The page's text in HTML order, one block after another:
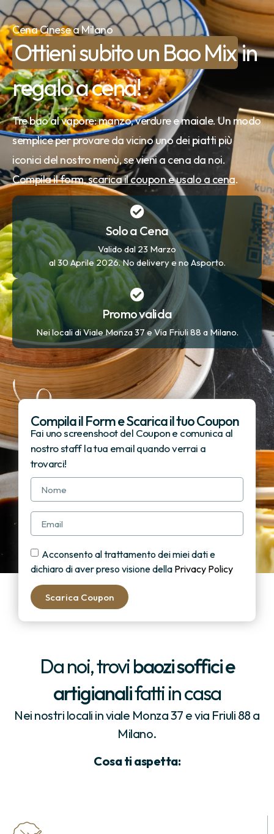
Cena Cinese a Milano
Ottieni subito un Bao Mixin
regalo a cena!
Tre bao al vapore: manzo, verdure e maiale. Un modo
semplice per provare da vicino uno dei piatti più
iconici del nostro menù, se vieni a cena da noi.
Compila il form, scarica il coupon e usalo a cena.
Solo a Cena
Valido dal 23 Marzo
al 30 Aprile 2026. No delivery e no Asporto.
Promo valida
Nei locali di Viale Monza 37 e Via Friuli 88 a Milano.
Compila il Form eScarica il tuo Coupon
Fai uno screenshoot del Coupon e comunica al
nostro staff la tua email quando verrai a
trovarci!
Acconsento al trattamento dei miei dati e
dichiaro di aver preso visione della Privacy Policy
Scarica Coupon
Da noi, trovibaozi soffici e
artigianalifatti in casa
Nei nostri locali in viale Monza 37 e via Friuli 88 a
Milano.
Cosa ti aspetta: